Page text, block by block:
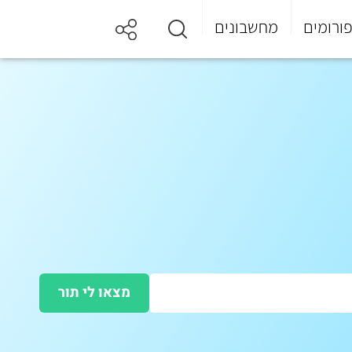
פורומים מחשבונים
מצאו לי תור